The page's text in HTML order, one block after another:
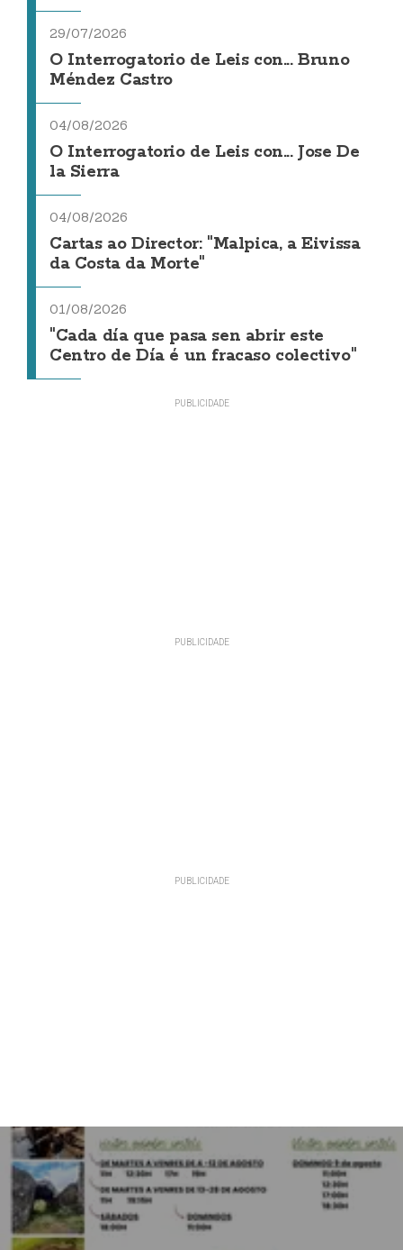
29/07/2026
O Interrogatorio de Leis con... Bruno
Méndez Castro
04/08/2026
O Interrogatorio de Leis con... Jose De
la Sierra
04/08/2026
Cartas ao Director: "Malpica, a Eivissa
da Costa da Morte"
01/08/2026
"Cada día que pasa sen abrir este
Centro de Día é un fracaso colectivo"